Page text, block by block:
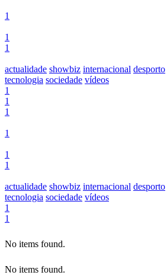
1
1
1
actualidade showbiz internacional desporto
tecnologia sociedade vídeos
1
1
1
1
1
1
actualidade showbiz internacional desporto
tecnologia sociedade vídeos
1
1
No items found.
No items found.